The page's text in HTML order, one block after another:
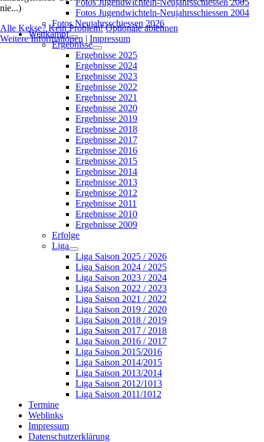
Fotos Jugendwichteln-Neujahrsschiessen 2005
Fotos Jugendwichteln-Neujahrsschiessen 2004
Fotos Neujahrsschiessen 2026
Wettkampf
Ergebnisse
Ergebnisse 2025
Ergebnisse 2024
Ergebnisse 2023
Ergebnisse 2022
Ergebnisse 2021
Ergebnisse 2020
Ergebnisse 2019
Ergebnisse 2018
Ergebnisse 2017
Ergebnisse 2016
Ergebnisse 2015
Ergebnisse 2014
Ergebnisse 2013
Ergebnisse 2012
Ergebnisse 2011
Ergebnisse 2010
Ergebnisse 2009
Erfolge
Liga
Liga Saison 2025 / 2026
Liga Saison 2024 / 2025
Liga Saison 2023 / 2024
Liga Saison 2022 / 2023
Liga Saison 2021 / 2022
Liga Saison 2019 / 2020
Liga Saison 2018 / 2019
Liga Saison 2017 / 2018
Liga Saison 2016 / 2017
Liga Saison 2015/2016
Liga Saison 2014/2015
Liga Saison 2013/2014
Liga Saison 2012/1013
Liga Saison 2011/1012
Termine
Weblinks
Impressum
Datenschutzerklärung
nie...)
Alle Kekse? Kein Problem! Optionale ablehnen
Weitere Informationen | Impressum